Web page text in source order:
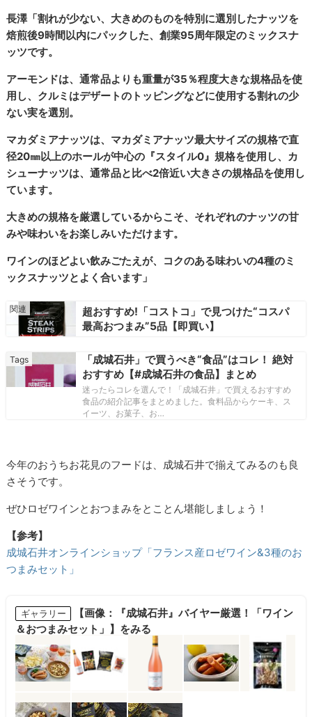
長澤「割れが少ない、大きめのものを特別に選別したナッツを
焙煎後9時間以内にパックした、創業95周年限定のミックスナ
ッツです。
アーモンドは、通常品よりも重量が35％程度大きな規格品を使
用し、クルミはデザートのトッピングなどに使用する割れの少
ない実を選別。
マカダミアナッツは、マカダミアナッツ最大サイズの規格で直
径20㎜以上のホールが中心の『スタイル0』規格を使用し、カ
シューナッツは、通常品と比べ2倍近い大きさの規格品を使用し
ています。
大きめの規格を厳選しているからこそ、それぞれのナッツの甘
みや味わいをお楽しみいただけます。
ワインのほどよい飲みごたえが、コクのある味わいの4種のミ
ックスナッツとよく合います」
超おすすめ!「コストコ」で見つけた“コスパ
最高おつまみ”5品【即買い】
「成城石井」で買うべき“食品”はコレ！ 絶対
おすすめ【#成城石井の食品】まとめ
迷ったらコレを選んで！「成城石井」で買えるおすすめ
食品の紹介記事をまとめました。食料品からケーキ、ス
イーツ、お菓子、お…
今年のおうちお花見のフードは、成城石井で揃えてみるのも良
さそうです。
ぜひロゼワインとおつまみをとことん堪能しましょう！
【参考】
成城石井オンラインショップ「フランス産ロゼワイン&3種のお
つまみセット」
ギャラリー
【画像：『成城石井』バイヤー厳選！「ワイン
＆おつまみセット」】をみる